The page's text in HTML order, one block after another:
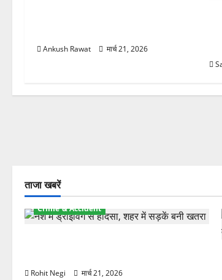
Ankush Rawat मार्च 21, 2026
ताजा खबरें
Crime & Accident
Rohit Negi मार्च 21, 2026